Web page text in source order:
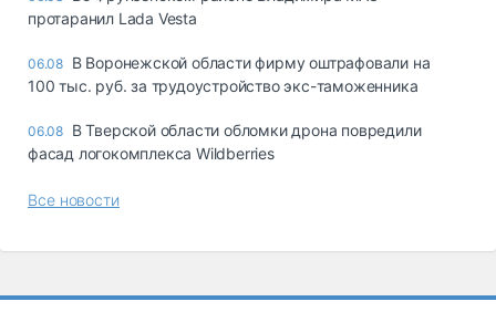
протаранил Lada Vesta
06.08 В Воронежской области фирму оштрафовали на
100 тыс. руб. за трудоустройство экс-таможенника
06.08 В Тверской области обломки дрона повредили
фасад логокомплекса Wildberries
Все новости